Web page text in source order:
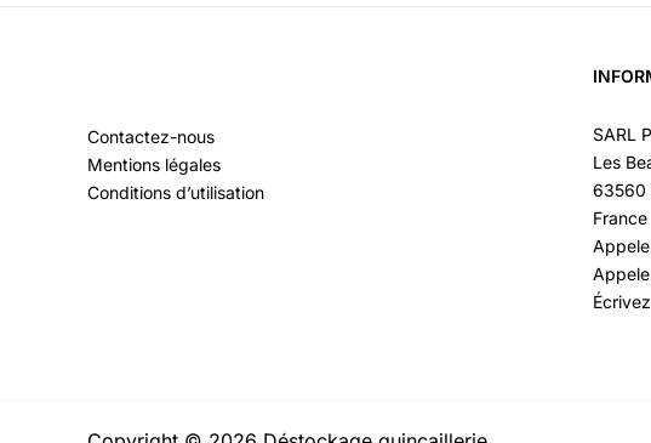
Contactez-nous
Mentions légales
Conditions d’utilisation
SARL
Les
63560
France